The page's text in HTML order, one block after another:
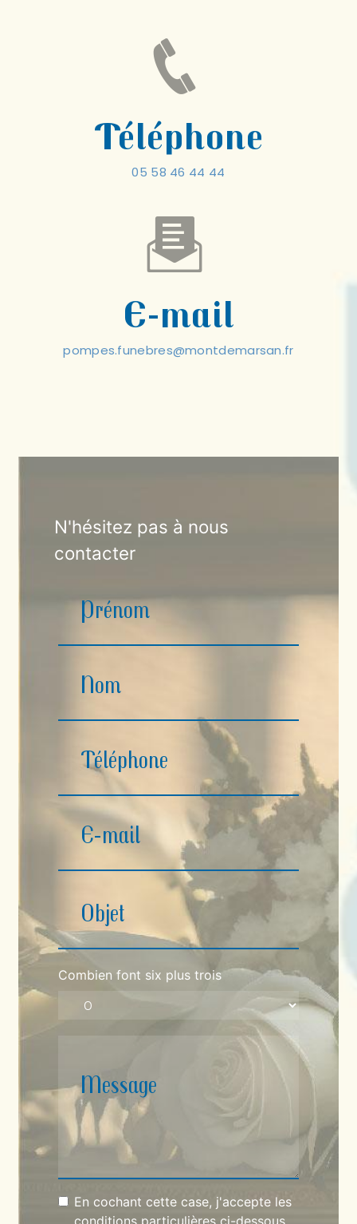
Téléphone
05 58 46 44 44
E-mail
pompes.funebres@montdemarsan.fr
N'hésitez pas à nous
contacter
Combien font six plus trois
En cochant cette case, j'accepte les